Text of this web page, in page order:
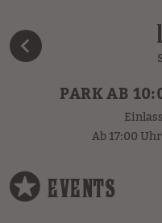
PARK AB
Ab 17:00
EVENTS